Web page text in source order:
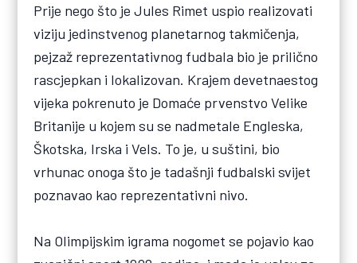
Prije nego što je Jules Rimet uspio realizovati
viziju jedinstvenog planetarnog takmičenja,
pejzaž reprezentativnog fudbala bio je prilično
rascjepkan i lokalizovan. Krajem devetnaestog
vijeka pokrenuto je Domaće prvenstvo Velike
Britanije u kojem su se nadmetale Engleska,
Škotska, Irska i Vels. To je, u suštini, bio
vrhunac onoga što je tadašnji fudbalski svijet
poznavao kao reprezentativni nivo.
Na Olimpijskim igrama nogomet se pojavio kao